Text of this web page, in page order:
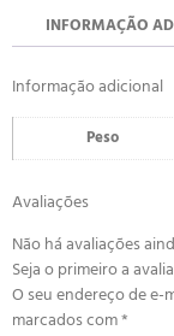
INFORMAÇÃO
Informação adicional
Peso
Avaliações
Não há avaliações
Seja o primeiro a
O seu endereço de e-
marcados com*